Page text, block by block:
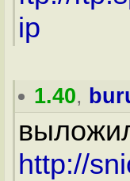
ip
1.40,
http://